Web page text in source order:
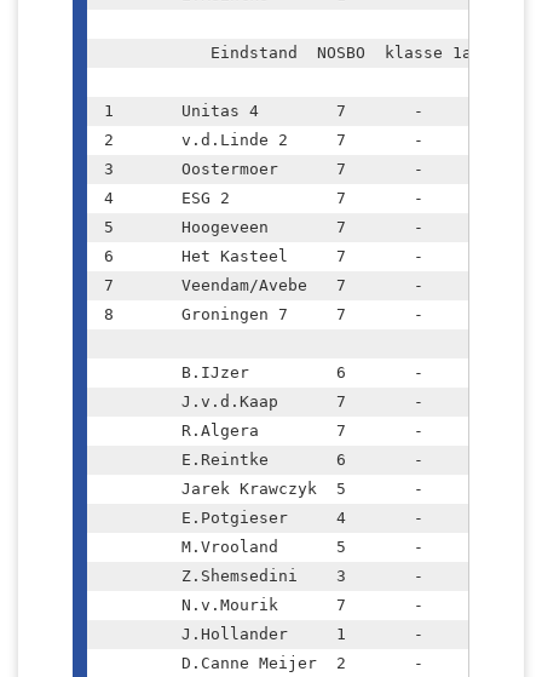
1	Unitas 4	7	-	12		38,5	KP
2	v.d.Linde 2	7	-	10		31
3	Oostermoer  	7	-	9		30,5
4	ESG 2 		7	-	7		26,5
5	Hoogeveen	7	-	6		24
6	Het Kasteel	7	-	5		27,5
7	Veendam/Avebe	7	-	5		26,5	D
8	Groningen 7	7	-	2		19,5	D